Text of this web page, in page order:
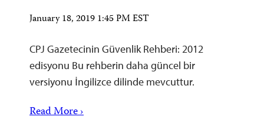
January 18, 2019 1:45 PM EST
CPJ Gazetecinin Güvenlik Rehberi: 2012
edisyonu Bu rehberin daha güncel bir
versiyonu İngilizce dilinde mevcuttur.
Read More ›